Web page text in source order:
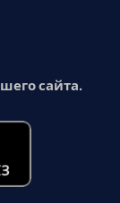
сайта.